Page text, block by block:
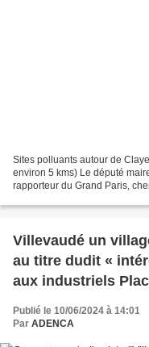
Sites polluants autour de Claye-Souilly (le rayon du cercle représente
environ 5 kms) Le député
rapporteur du Grand Paris,
Villevaudé un
au titre dudit «
aux industriels
Publié le 10/06/2024 à 14:01
Par ADENCA